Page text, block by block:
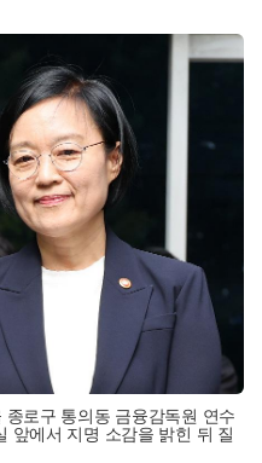
로구 통의동 금융감독원 연수
앞에서 지명 소감을 밝힌 뒤 질